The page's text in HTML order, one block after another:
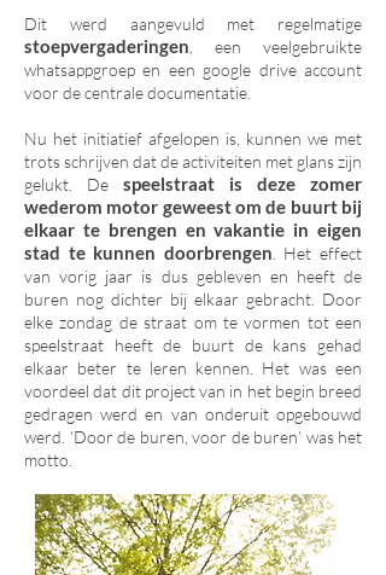
Dit werd aangevuld met regelmatige
stoepvergaderingen , een veelgebruikte
whatsappgroep en een google drive account
voor de centrale documentatie.
Nu het initiatief afgelopen is, kunnen we met
trots schrijven dat de activiteiten met glans zijn
gelukt. De speelstraat is deze zomer
wederom motor geweest om de buurt bij
elkaar te brengen en vakantie in eigen
stad te kunnen doorbrengen . Het effect
van vorig jaar is dus gebleven en heeft de
buren nog dichter bij elkaar gebracht. Door
elke zondag de straat om te vormen tot een
speelstraat heeft de buurt de kans gehad
elkaar beter te leren kennen. Het was een
voordeel dat dit project van in het begin breed
gedragen werd en van onderuit opgebouwd
werd. ‘Door de buren, voor de buren’ was het
motto.